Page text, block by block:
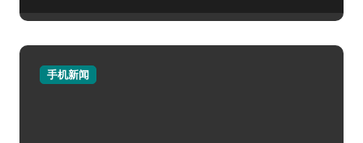
手机新闻